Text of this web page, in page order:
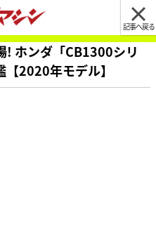
記事へ戻る
ホンダ「CB1300シリ
2020年モデル】